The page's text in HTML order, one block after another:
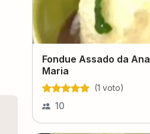
Fondue Assado da Ana
Maria
(1 voto)
10